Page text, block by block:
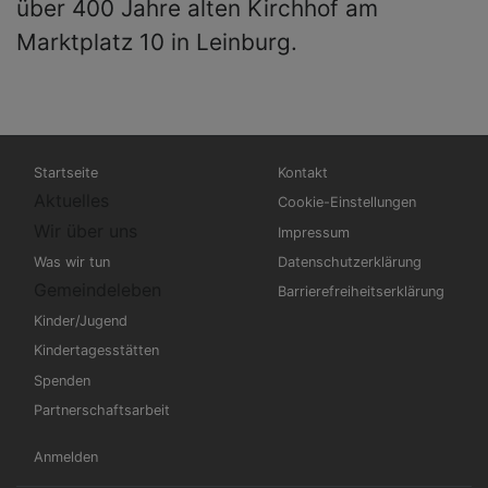
über 400 Jahre alten Kirchhof am
Marktplatz 10 in Leinburg.
Hauptnavigation
Startseite
Was wir tun
Kinder/Jugend
Kindertagesstätten
Spenden
Partnerschaftsarbeit
Fußbereichsmenü
Kontakt
Cookie-Einstellungen
Impressum
Datenschutzerklärung
Barrierefreiheitserklärung
Benutzermenü
Anmelden